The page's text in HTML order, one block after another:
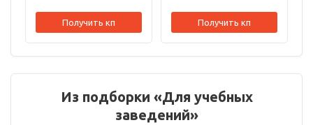
корпус ассорти /72/
Получить кп
Получить кп
Из подборки «Для учебных
заведений»